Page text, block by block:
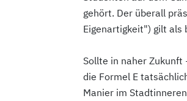
gehört. Der überall
Eigenartigkeit") gilt als
Sollte in naher Zukunft
die Formel E
Manier im